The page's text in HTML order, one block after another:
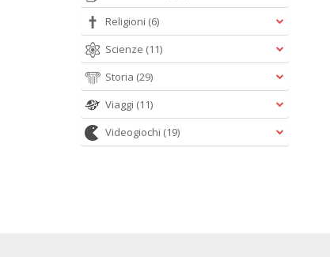
Religioni (6)
Scienze (11)
Storia (29)
Viaggi (11)
Videogiochi (19)